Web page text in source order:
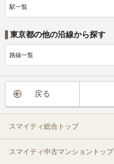
駅一覧
東京都の他の沿線から探す
路線一覧
戻る
スマイティ総合トップ
スマイティ中古マンショントップ